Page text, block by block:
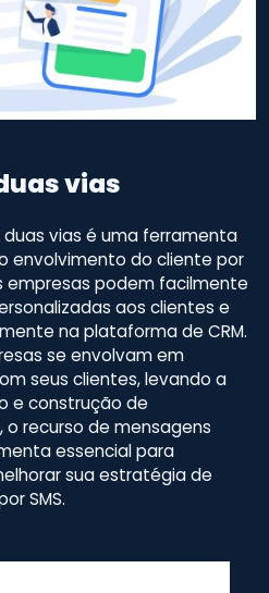
vias
vias é uma ferramenta
envolvimento do cliente por
empresas podem facilmente
aos clientes e
na plataforma de CRM.
se envolvam em
seus clientes, levando a
e construção de
o recurso de mensagens
essencial para
sua estratégia de
SMS.